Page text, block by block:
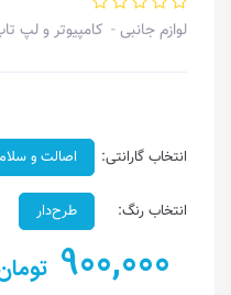
لوازم جانبی کامپیوتر و لپ
انتخاب گارانتی: اصالت و
انتخاب رنگ: طرح‌دار
900,000